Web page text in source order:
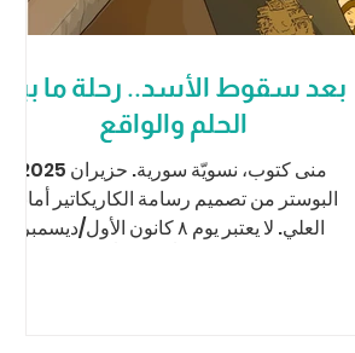
بعد سقوط الأسد.. رحلة ما بين
الحلم والواقع
منى كتوب، نسويّة سورية. حزيران 2025
البوستر من تصميم رسامة الكاريكاتير أماني
العلي. لا يعتبر يوم ٨ كانون الأول/ديسمبر